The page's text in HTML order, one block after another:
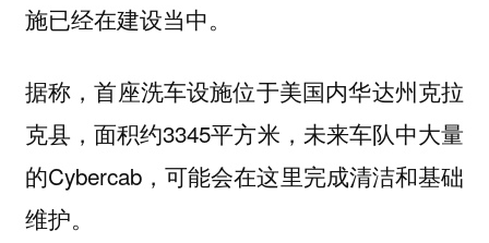
施已经在建设当中。
据称，首座洗车设施位于美国内华达州克拉
克县，面积约3345平方米，未来车队中大量
的Cybercab，可能会在这里完成清洁和基础
维护。